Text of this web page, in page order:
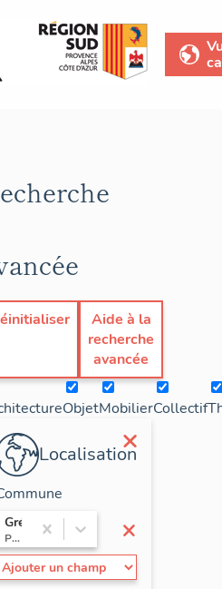
Aide à la
recherche
avancée
ObjetMobilierCollectif
×
Localisation
×
Gréolières
Provence-Alpes-Côte d'Azur / Alpes-Maritimes